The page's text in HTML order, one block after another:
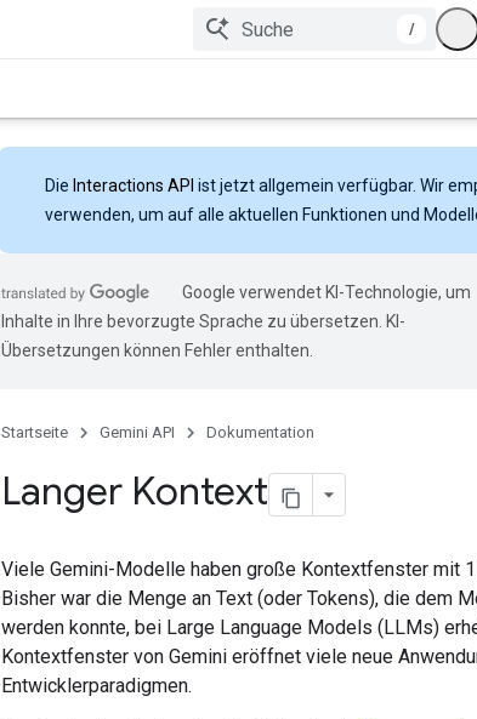
/
Die Interactions API ist jetzt allgemein verfügbar. Wir
verwenden, um auf alle aktuellen Funktionen und
Google verwendet KI-Technologie, um
Inhalte in Ihre bevorzugte Sprache zu übersetzen. KI-
Übersetzungen können Fehler enthalten.
Startseite Gemini API Dokumentation
Langer Kontext
Viele Gemini-Modelle haben große Kontextfenster mit
Bisher war die Menge an Text (oder Tokens), die dem
werden konnte, bei Large Language Models (LLMs)
Kontextfenster von Gemini eröffnet viele neue
Entwicklerparadigmen.